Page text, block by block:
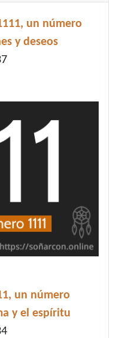
un número
y deseos
un número
y el espíritu